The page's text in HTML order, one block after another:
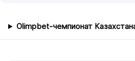
Olimpbet-чемпионат